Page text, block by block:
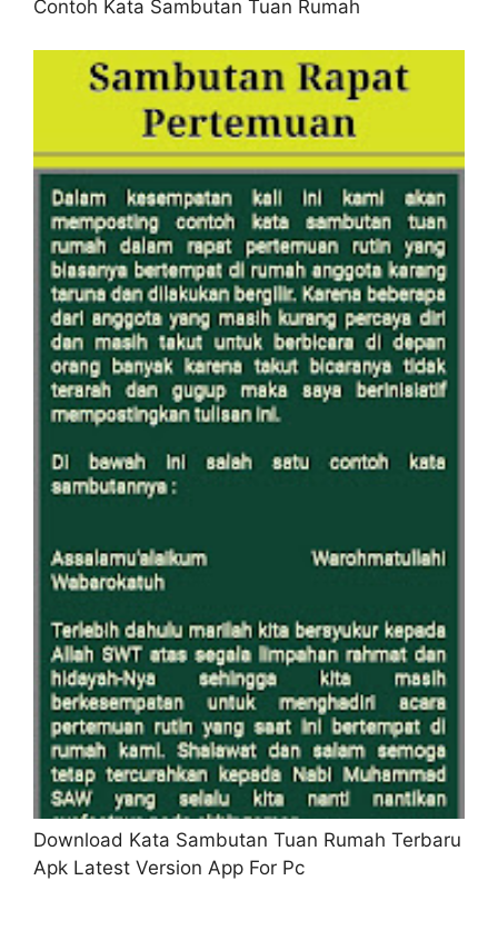
Contoh Kata Sambutan Tuan Rumah
Download Kata Sambutan Tuan Rumah Terbaru
Apk Latest Version App For Pc